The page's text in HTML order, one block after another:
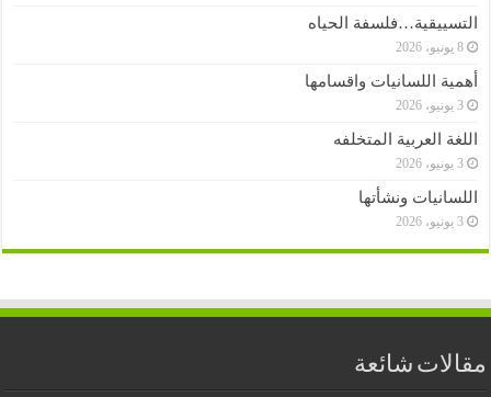
التسييقية…فلسفة الحياه
8 يونيو، 2026
أهمية اللسانيات واقسامها
3 يونيو، 2026
اللغة العربية المتخلفه
3 يونيو، 2026
اللسانيات ونشأتها
3 يونيو، 2026
مقالات شائعة